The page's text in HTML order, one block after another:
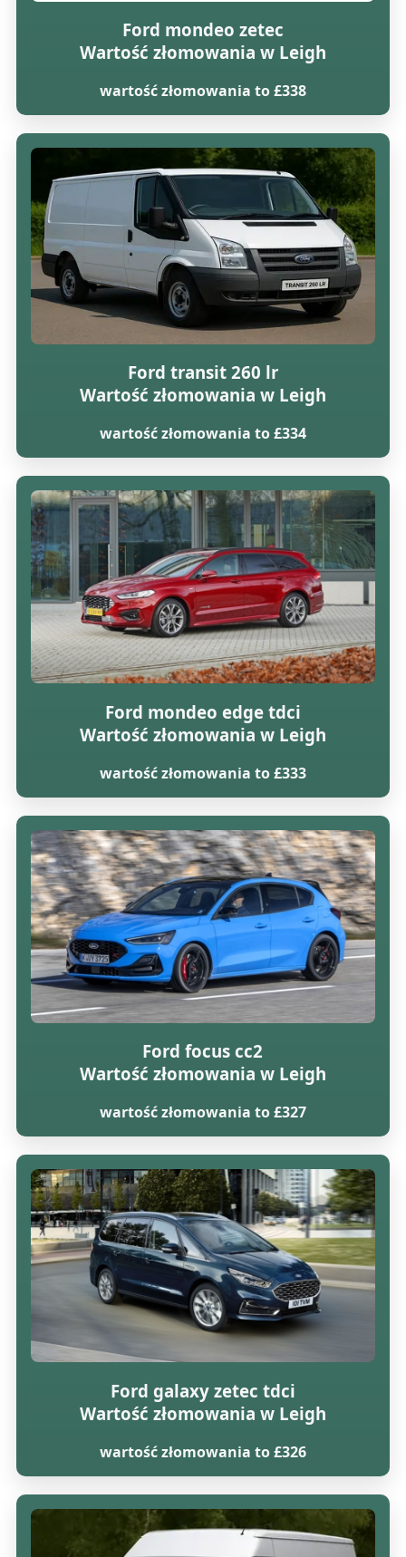
Ford mondeo zetec
Wartość złomowania w Leigh
wartość złomowania to £338
Ford transit 260 lr
Wartość złomowania w Leigh
wartość złomowania to £334
Ford mondeo edge tdci
Wartość złomowania w Leigh
wartość złomowania to £333
Ford focus cc2
Wartość złomowania w Leigh
wartość złomowania to £327
Ford galaxy zetec tdci
Wartość złomowania w Leigh
wartość złomowania to £326